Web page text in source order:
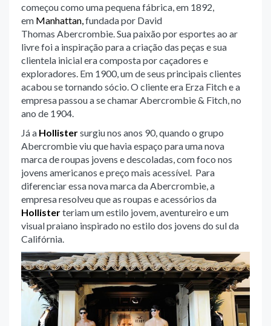
começou como uma pequena fábrica, em 1892,
em Manhattan,fundada por David
Thomas Abercrombie. Sua paixão por esportes ao ar
livre foi a inspiração para a criação das peças e sua
clientela inicial era composta por caçadores e
exploradores. Em 1900, um de seus principais clientes
acabou se tornando sócio. O cliente era Erza Fitch e a
empresa passou a se chamar Abercrombie & Fitch, no
ano de 1904.
Já a Hollistersurgiu nos anos 90, quando o grupo
Abercrombie viu que havia espaço para uma nova
marca de roupas jovens e descoladas, com foco nos
jovens americanos e preço mais acessível. Para
diferenciar essa nova marca da Abercrombie, a
empresa resolveu que as roupas e acessórios da
Hollisterteriam um estilo jovem, aventureiro e um
visual praiano inspirado no estilo dos jovens do sul da
Califórnia.